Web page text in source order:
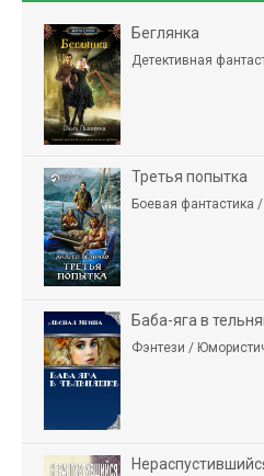
Беглянка
Детективная
Третья попытка
Боевая фантастика
Баба-яга в
Фэнтези /